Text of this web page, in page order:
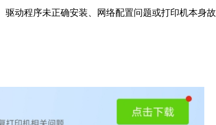
动程序未正确安装、网络配置问题或打印机本身故